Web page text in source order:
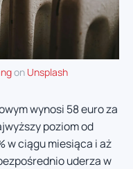
on Unsplash
wynosi 58 euro za
poziom od
w ciągu miesiąca i aż
uderza w